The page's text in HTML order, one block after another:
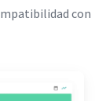
con